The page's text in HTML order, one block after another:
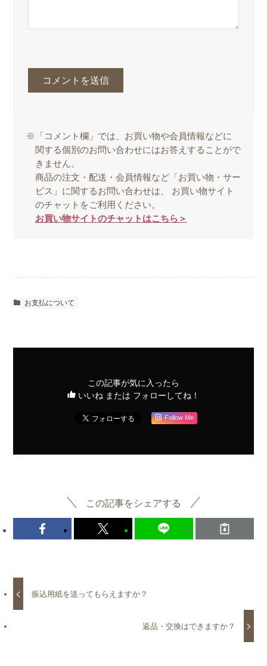
※「コメント欄」では、お買い物や会員情報などに
関する個別のお問い合わせにはお答えすることがで
きません。
商品の注文・配送・会員情報など「お買い物・サー
ビス」に関するお問い合わせは、 お買い物サイト
のチャットをご利用ください。
お買い物サイトのチャットはこちら＞
お支払について
この記事が気に入ったら
いいね または フォローしてね！
Follow Me
この記事をシェアする
振込用紙を送ってもらえますか？
返品・交換はできますか？